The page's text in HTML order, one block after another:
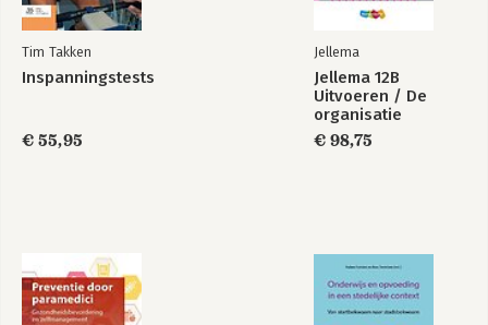
Tim Takken
Inspanningstests
€ 55,95
Jellema
Jellema 12B
Uitvoeren / De
organisatie
€ 98,75